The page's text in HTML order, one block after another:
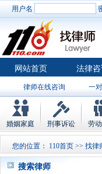
用户名
网站首页 法律咨
律师在线咨询 一
婚姻家庭 刑事诉讼 劳
您的位置： 110首页 >> 找律
搜索律师